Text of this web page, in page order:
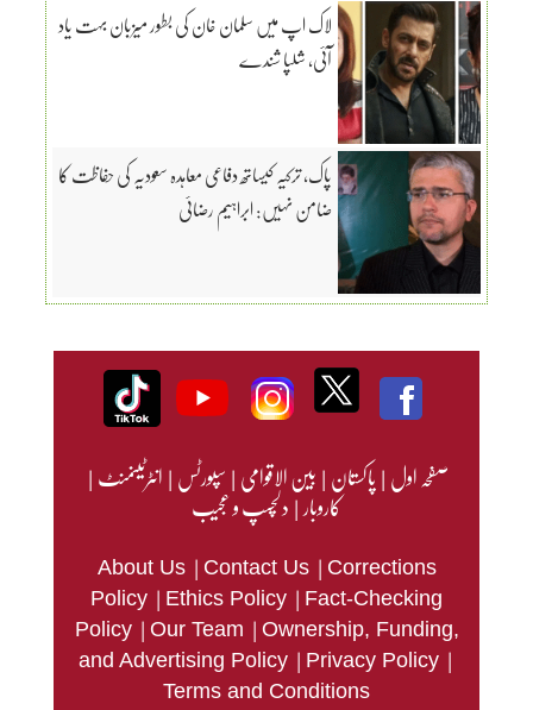
لاک اپ میں سلمان خان کی بطور میزبان بہت یاد
آئی، شلپا شندے
پاک، ترکیہ کیساتھ دفاعی معاہدہ سعودیہ کی حفاظت کا
ضامن نہیں: ابراہیم رضائی
صفحہ اول|پاکستان|بین الاقوامی|سپورٹس|انٹرٹینمنٹ|
کاروبار|دلچسپ و عجیب
About Us | Contact Us | Corrections
Policy | Ethics Policy | Fact-Checking
Policy | Our Team | Ownership, Funding,
and Advertising Policy | Privacy Policy |
Terms and Conditions